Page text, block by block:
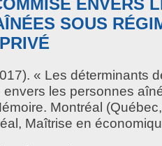
ENVERS
SOUS
« Les déterminants
les personnes
Montréal
Maîtrise en